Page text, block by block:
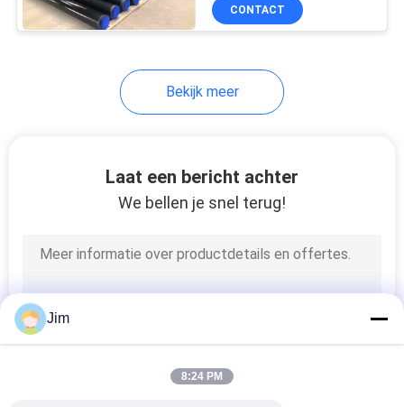
koolstofstaal
Anti-corrosieve
stalen buizen
CONTACT
Bekijk meer
Laat een bericht achter
We bellen je snel terug!
Jim
8:24 PM